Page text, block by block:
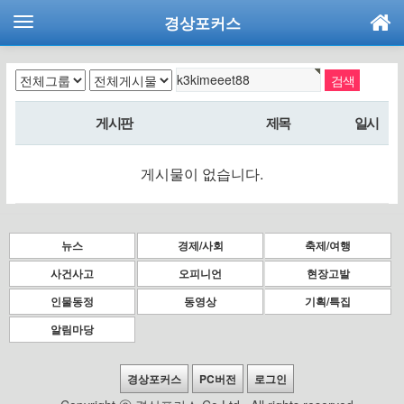
경상포커스
게시판 제목 일시
게시물이 없습니다.
뉴스 경제/사회
축제/여행
사건사고
오피니언
현장고발
인물동정
동영상
기획/특집
알림마당
경상포커스 PC버전 로그인